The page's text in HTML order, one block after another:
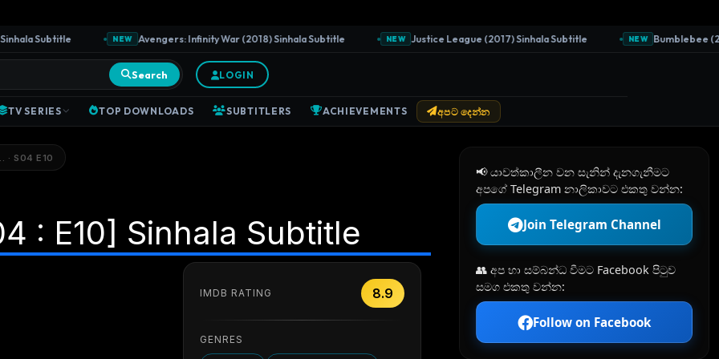
Subtitle NEW Avengers: Infinity War (2018) Sinhala Subtitle NEW Justice League (2017) Sinhala Subtitle NEW Bumblebee
Search LOGIN
TV SERIES TOP DOWNLOADS SUBTITLERS ACHIEVEMENTS අපට දෙන්න
· S04 E10
: E10] Sinhala Subtitle
IMDB RATING 8.9
GENRES
📢 යාවත්කාලීන වන සැනින් දැනගැනීමට
අපගේ Telegram නාලිකාවට එකතු වන්න:
Join Telegram Channel
👥 අප හා සම්බන්ධ වීමට Facebook පිටුව
සමග එකතු වන්න:
Follow on Facebook